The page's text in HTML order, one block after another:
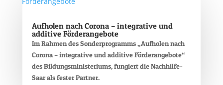
Aufholen nach Corona – integrative und
additive Förderangebote
Im Rahmen des Sonderprogramms „Aufholen nach
Corona – integrative und additive Förderangebote“
des Bildungsministeriums, fungiert die Nachhilfe-
Saar als fester Partner.